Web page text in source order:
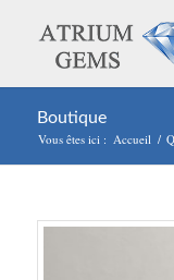
Boutique
Vous êtes ici : Accueil /